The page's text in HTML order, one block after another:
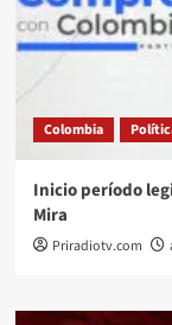
Colombia
Inicio período
Mira
Priradiotv.com